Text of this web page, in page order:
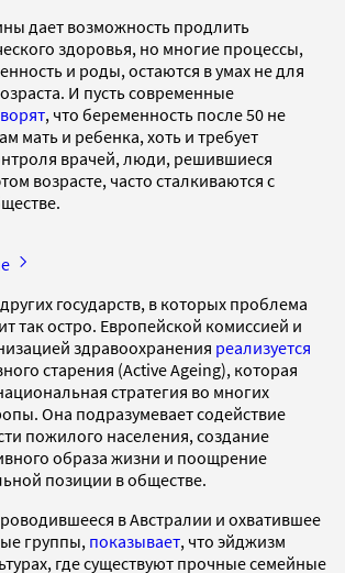
дает возможность продлить
здоровья, но многие процессы,
и роды, остаются в умах не для
И пусть современные
, что беременность после 50 не
мать и ребенка, хоть и требует
врачей, люди, решившиеся
возрасте, часто сталкиваются с
государств, в которых проблема
так остро. Европейской комиссией и
здравоохранения реализуется
старения (Active Ageing), которая
стратегия во многих
Она подразумевает содействие
пожилого населения, создание
образа жизни и поощрение
позиции в обществе.
в Австралии и охватившее
группы, показывает, что эйджизм
где существуют прочные семейные